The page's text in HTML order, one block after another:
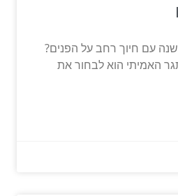
עם חיוך רחב על הפנים?
האמיתי הוא לבחור את